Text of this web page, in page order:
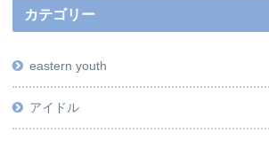
カテゴリー
eastern youth
アイドル